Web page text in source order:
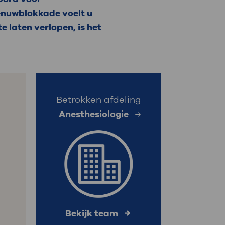
: naar uw dossier
voelt u
laten verlopen, is het
Betrokken afdeling
Anesthesiologie
Bekijk team